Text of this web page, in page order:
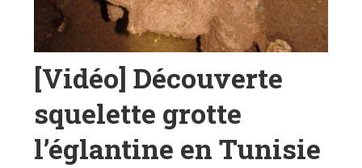
[Vidéo] Découverte
squelette grotte
l’églantine en Tunisie